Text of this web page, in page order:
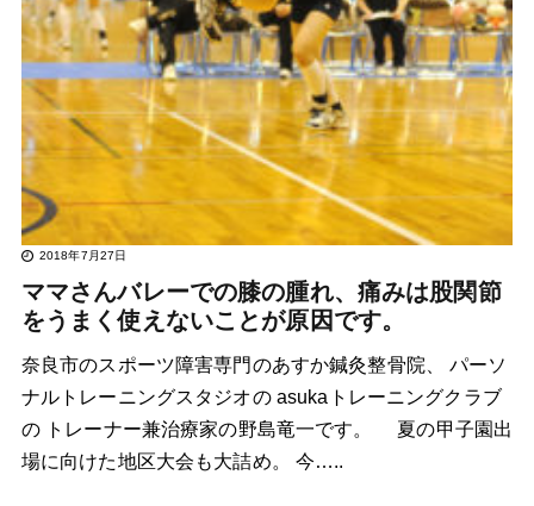
2018年7月27日
ママさんバレーでの膝の腫れ、痛みは股関節
をうまく使えないことが原因です。
奈良市のスポーツ障害専門のあすか鍼灸整骨院、 パーソ
ナルトレーニングスタジオの asukaトレーニングクラブ
の トレーナー兼治療家の野島竜一です。 夏の甲子園出
場に向けた地区大会も大詰め。 今…..